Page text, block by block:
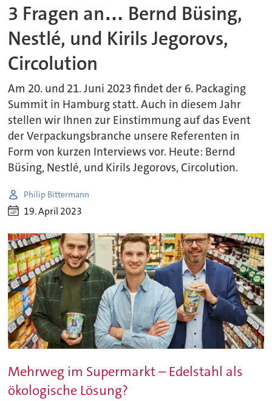
3 Fragen an… Bernd Büsing,
Nestlé, und Kirils Jegorovs,
Circolution
Am 20. und 21. Juni 2023 findet der 6. Packaging
Summit in Hamburg statt. Auch in diesem Jahr
stellen wir Ihnen zur Einstimmung auf das Event
der Verpackungsbranche unsere Referenten in
Form von kurzen Interviews vor. Heute: Bernd
Büsing, Nestlé, und Kirils Jegorovs, Circolution.
Philip Bittermann
19. April 2023
Mehrweg im Supermarkt – Edelstahl als
ökologische Lösung?